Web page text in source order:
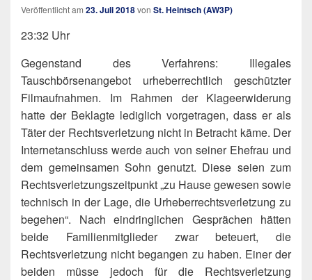
Veröffentlicht am 23. Juli 2018von St. Heintsch (AW3P)
23:32 Uhr
Gegenstand des Verfahrens: Illegales
Tauschbörsenangebot urheberrechtlich geschützter
Filmaufnahmen. Im Rahmen der Klageerwiderung
hatte der Beklagte lediglich vorgetragen, dass er als
Täter der Rechtsverletzung nicht in Betracht käme. Der
Internetanschluss werde auch von seiner Ehefrau und
dem gemeinsamen Sohn genutzt. Diese seien zum
Rechtsverletzungszeitpunkt „zu Hause gewesen sowie
technisch in der Lage, die Urheberrechtsverletzung zu
begehen“. Nach eindringlichen Gesprächen hätten
beide Familienmitglieder zwar beteuert, die
Rechtsverletzung nicht begangen zu haben. Einer der
beiden müsse jedoch für die Rechtsverletzung